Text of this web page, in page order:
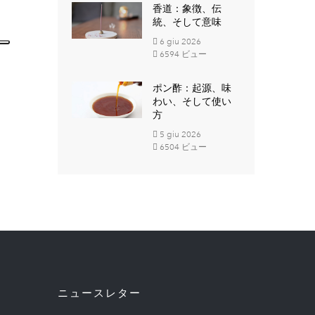
香道：象徴、伝
統、そして意味
6 giu 2026
6594 ビュー
ポン酢：起源、味
わい、そして使い
方
5 giu 2026
6504 ビュー
ニュースレター